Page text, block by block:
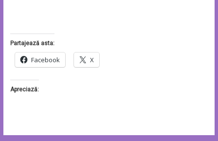
Partajează asta:
Facebook X
Apreciază: